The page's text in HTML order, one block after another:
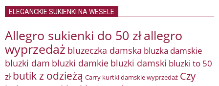
ELEGANCKIE SUKIENKI NA WESELE
Allegro sukienki do 50 złallegro
wyprzedaż bluzeczka damska bluzka damskie
bluzki dam bluzki damkie bluzki damski bluzki to 50
zł butik z odzieżą Carry kurtki damskie wyprzedaż Czy